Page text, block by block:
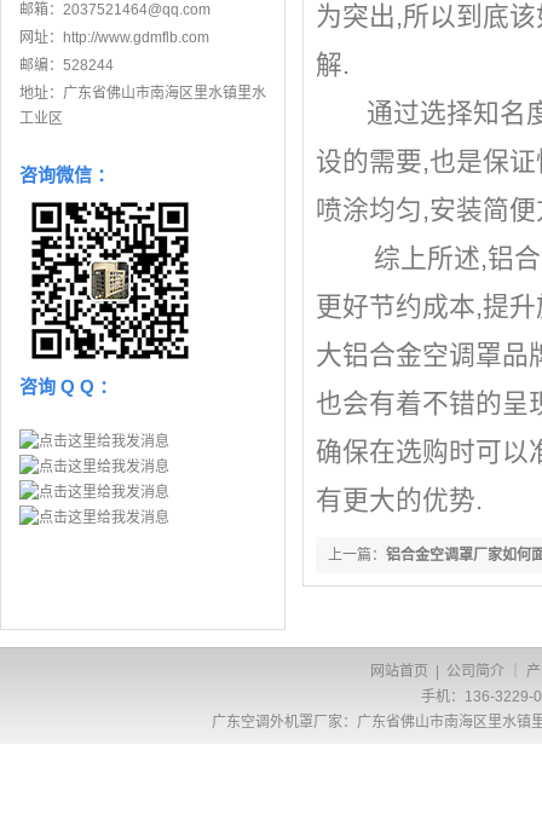
邮箱： 2037521464@qq.com
网址：
http://www.gdmflb.com
邮编： 528244
地址：广东省佛山市南海区里水镇里水
工业区
咨询微信 ：
咨询 Q Q ：
为突出,所以到底
解.
通过选择知名度
设的需要,也是保
喷涂均匀,安装简
综上所述,铝合
更好节约成本,提
大铝合金空调罩品
也会有着不错的呈
确保在选购时可以
有更大的优势.
上一篇： 铝合金空调罩厂家如何
网站首页 公司简介
手机：136-
广东空调外机罩厂家 ：广东省佛山市南海区里水镇